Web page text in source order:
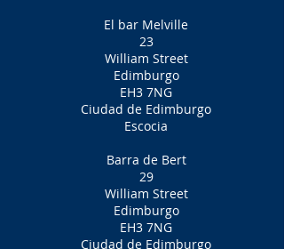
El bar Melville
23
William Street
Edimburgo
EH3 7NG
Ciudad de Edimburgo
Escocia
Barra de Bert
29
William Street
Edimburgo
EH3 7NG
Ciudad de Edimburgo